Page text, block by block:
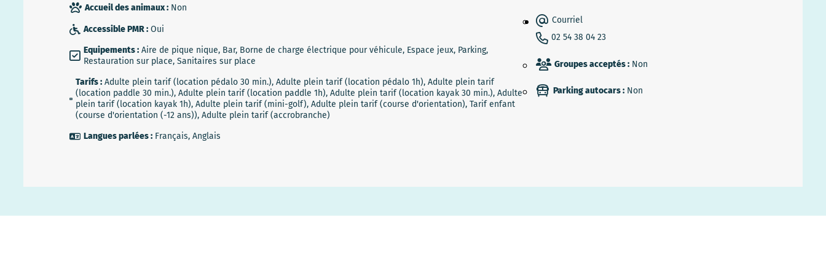
Accueil des animaux : Non
Accessible PMR : Oui
Equipements : Aire de pique nique, Bar, Borne de charge électrique pour véhicule, Espace jeux, Parking,
Restauration sur place, Sanitaires sur place
Tarifs : Adulte plein tarif (location pédalo 30 min.), Adulte plein tarif (location pédalo 1h), Adulte plein tarif
(location paddle 30 min.), Adulte plein tarif (location paddle 1h), Adulte plein tarif (location kayak 30 min.), Adulte
plein tarif (location kayak 1h), Adulte plein tarif (mini-golf), Adulte plein tarif (course d'orientation), Tarif enfant
(course d'orientation (-12 ans)), Adulte plein tarif (accrobranche)
Langues parlées : Français, Anglais
Courriel
02 54 38 04 23
Groupes acceptés :Non
Parking autocars :Non